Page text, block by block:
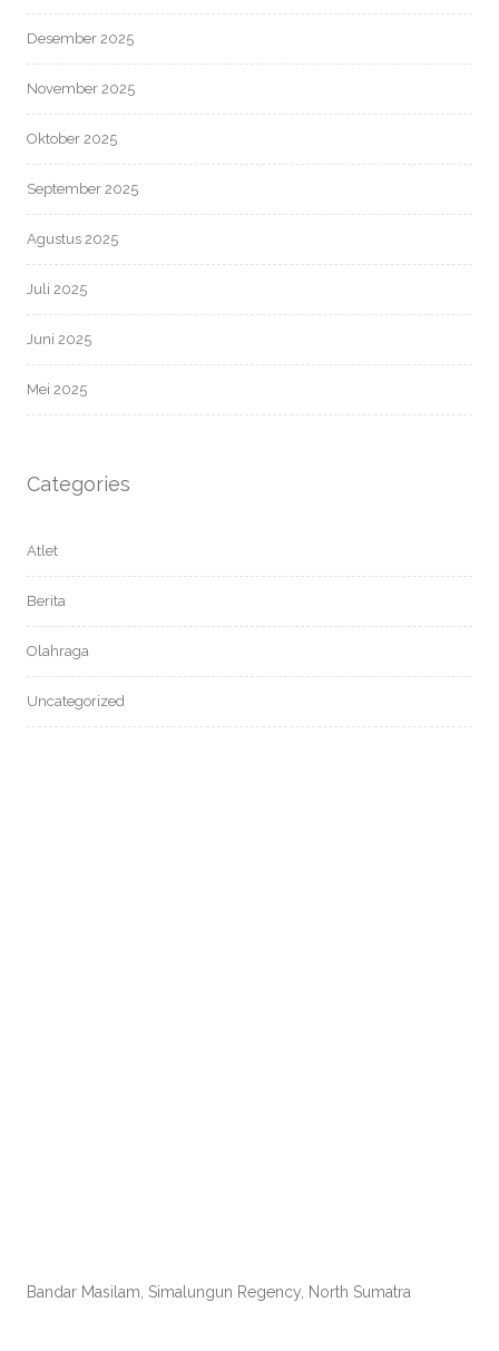
Desember 2025
November 2025
Oktober 2025
September 2025
Agustus 2025
Juli 2025
Juni 2025
Mei 2025
Categories
Atlet
Berita
Olahraga
Uncategorized
Bandar Masilam, Simalungun Regency, North Sumatra